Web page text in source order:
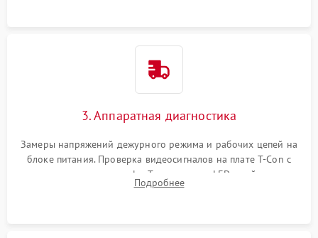
3. Аппаратная диагностика
Замеры напряжений дежурного режима и рабочих цепей на
блоке питания. Проверка видеосигналов на плате T-Con с
помощью осциллографа. Тестирование LED-драйвера и
светодиодных планок подсветки мультиметром.
Подробнее